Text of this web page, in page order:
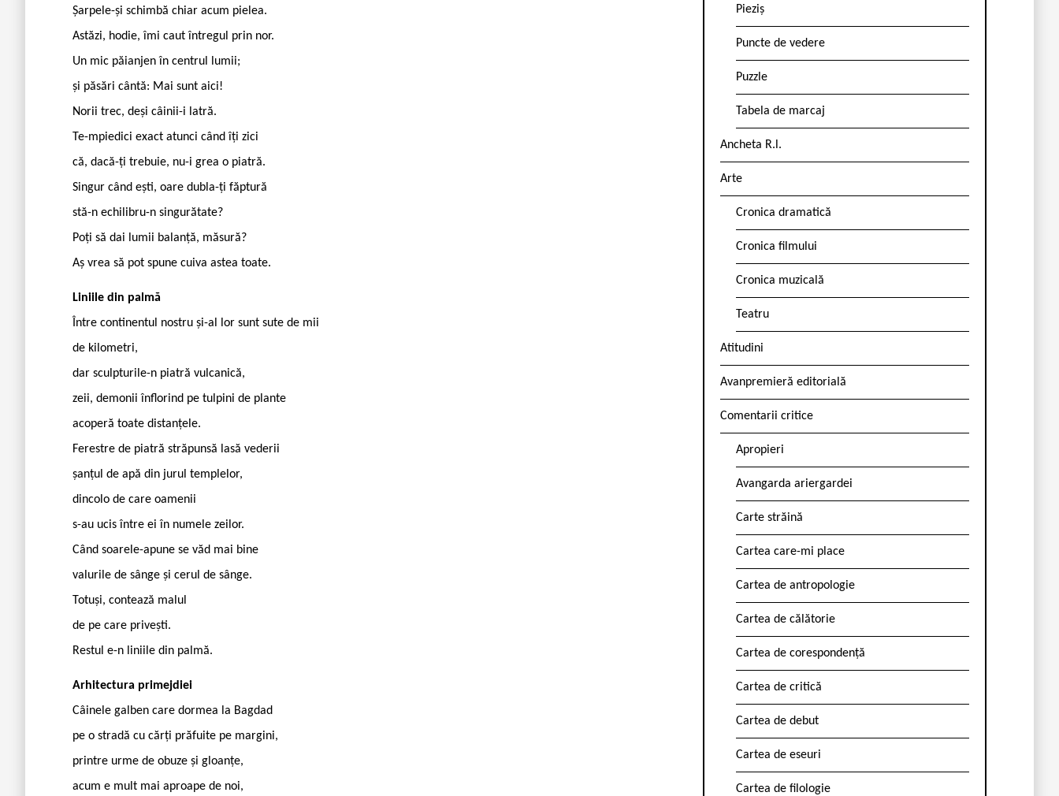
Șarpele-și schimbă chiar acum pielea.
Astăzi, hodie, îmi caut întregul prin nor.
Un mic păianjen în centrul lumii;
și păsări cântă: Mai sunt aici!
Norii trec, deși câinii-i latră.
Te-mpiedici exact atunci când îți zici
că, dacă-ți trebuie, nu-i grea o piatră.
Singur când ești, oare dubla-ți făptură
stă-n echilibru-n singurătate?
Poți să dai lumii balanță, măsură?
Aș vrea să pot spune cuiva astea toate.
Liniile din palmă
Între continentul nostru și-al lor sunt sute de mii
de kilometri,
dar sculpturile-n piatră vulcanică,
zeii, demonii înflorind pe tulpini de plante
acoperă toate distanțele.
Ferestre de piatră străpunsă lasă vederii
șanțul de apă din jurul templelor,
dincolo de care oamenii
s-au ucis între ei în numele zeilor.
Când soarele-apune se văd mai bine
valurile de sânge și cerul de sânge.
Totuși, contează malul
de pe care privești.
Restul e-n liniile din palmă.
Arhitectura primejdiei
Câinele galben care dormea la Bagdad
pe o stradă cu cărți prăfuite pe margini,
printre urme de obuze și gloanțe,
acum e mult mai aproape de noi,
Pieziș
Puncte de vedere
Puzzle
Tabela de marcaj
Ancheta R.l.
Arte
Cronica dramatică
Cronica filmului
Cronica muzicală
Teatru
Atitudini
Avanpremieră editorială
Comentarii critice
Apropieri
Avangarda ariergardei
Carte străină
Cartea care-mi place
Cartea de antropologie
Cartea de călătorie
Cartea de corespondență
Cartea de critică
Cartea de debut
Cartea de eseuri
Cartea de filologie